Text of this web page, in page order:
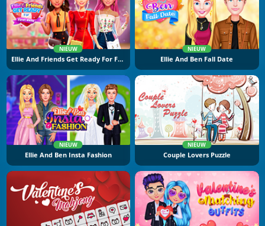
NIEUW
Ellie And Friends Get Ready For First Date
NIEUW
Ellie And Ben Fall Date
NIEUW
Ellie And Ben Insta Fashion
NIEUW
Couple Lovers Puzzle